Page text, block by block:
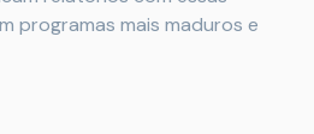
programas mais maduros e